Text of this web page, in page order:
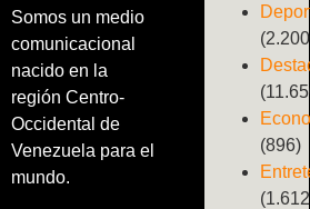
Somos un medio
comunicacional
nacido en la
región Centro-
Occidental de
Venezuela para el
mundo.
(896)